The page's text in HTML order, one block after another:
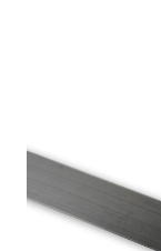
polimero